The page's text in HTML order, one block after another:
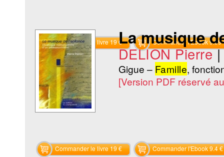
Commander le livre 19 € Commander l'Ebook 9.99
La musique
DELION Pierre |
Gigue – Famille,
[Version PDF réservé
Commander le livre 19 € Commander l'Ebook 9.4 €